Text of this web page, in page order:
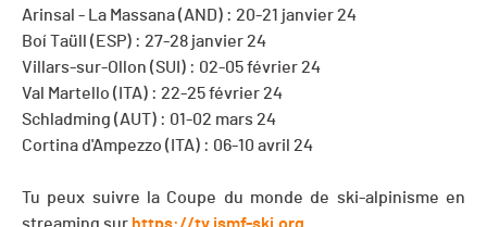
Arinsal - La Massana (AND) : 20-21 janvier 24
Boí Taüll (ESP) : 27-28 janvier 24
Villars-sur-Ollon (SUI) : 02-05 février 24
Val Martello (ITA) : 22-25 février 24
Schladming (AUT) : 01-02 mars 24
Cortina d'Ampezzo (ITA) : 06-10 avril 24
Tu peux suivre la Coupe du monde de ski-alpinisme en